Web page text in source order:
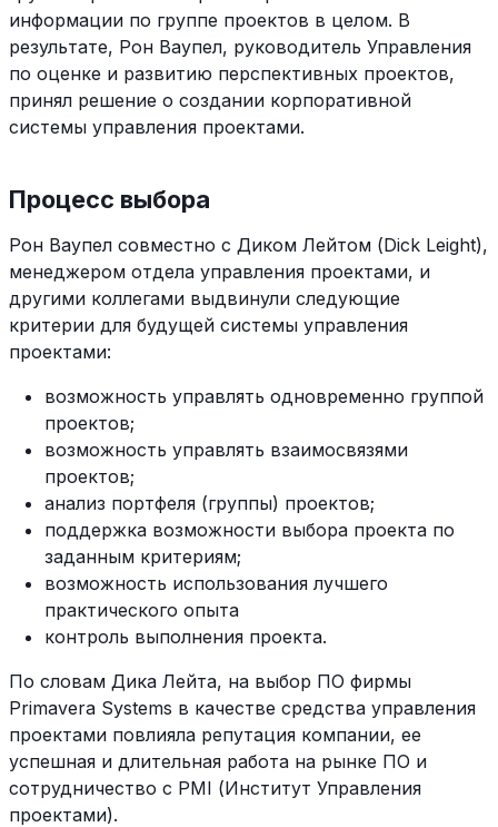
информации по группе проектов в целом. В
результате, Рон Ваупел, руководитель Управления
по оценке и развитию перспективных проектов,
принял решение о создании корпоративной
системы управления проектами.
Процесс выбора
Рон Ваупел совместно с Диком Лейтом (Dick Leight),
менеджером отдела управления проектами, и
другими коллегами выдвинули следующие
критерии для будущей системы управления
проектами:
возможность управлять одновременно группой
проектов;
возможность управлять взаимосвязями
проектов;
анализ портфеля (группы) проектов;
поддержка возможности выбора проекта по
заданным критериям;
возможность использования лучшего
практического опыта
контроль выполнения проекта.
По словам Дика Лейта, на выбор ПО фирмы
Primavera Systems в качестве средства управления
проектами повлияла репутация компании, ее
успешная и длительная работа на рынке ПО и
сотрудничество с PMI (Институт Управления
проектами).